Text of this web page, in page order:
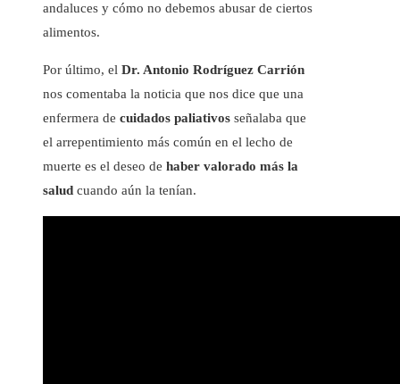
andaluces y cómo no debemos abusar de ciertos
alimentos.
Por último, el Dr. Antonio Rodríguez Carrión
nos comentaba la noticia que nos dice que una
enfermera de cuidados paliativos señalaba que
el arrepentimiento más común en el lecho de
muerte es el deseo de haber valorado más la
salud cuando aún la tenían.